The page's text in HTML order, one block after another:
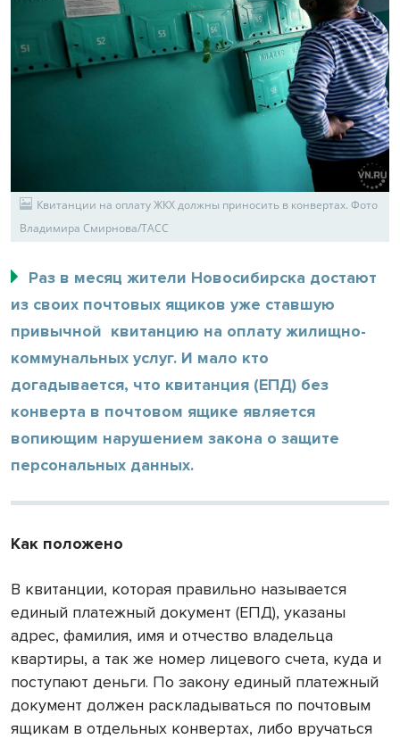
Квитанции на оплату ЖКХ должны приносить в конвертах. Фото
Владимира Смирнова/ТАСС
Раз в месяц жители Новосибирска достают
из своих почтовых ящиков уже ставшую
привычной квитанцию на оплату жилищно-
коммунальных услуг. И мало кто
догадывается, что квитанция (ЕПД) без
конверта в почтовом ящике является
вопиющим нарушением закона о защите
персональных данных.
Как положено
В квитанции, которая правильно называется
единый платежный документ (ЕПД), указаны
адрес, фамилия, имя и отчество владельца
квартиры, а так же номер лицевого счета, куда и
поступают деньги. По закону единый платежный
документ должен раскладываться по почтовым
ящикам в отдельных конвертах, либо вручаться